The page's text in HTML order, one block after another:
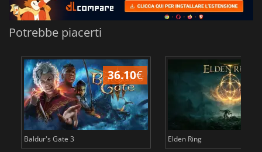
Potrebbe piacerti
36.10€
Baldur's Gate 3 Elden Ring